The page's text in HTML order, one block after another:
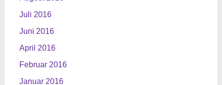
Juli 2016
Juni 2016
April 2016
Februar 2016
Januar 2016